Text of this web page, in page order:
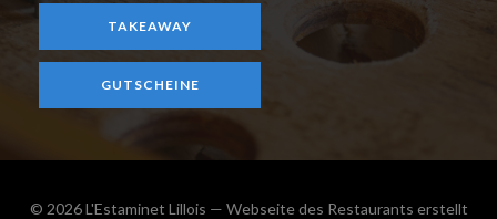
TAKEAWAY
GUTSCHEINE
© 2026 L'Estaminet Lillois — Webseite des Restaurants erstellt